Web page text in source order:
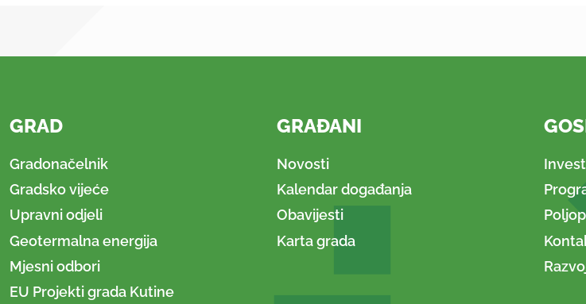
GRAD
Gradonačelnik
Gradsko vijeće
Upravni odjeli
Geotermalna energija
Mjesni odbori
EU Projekti grada Kutine
GRAĐANI
Novosti
Kalendar događanja
Obavijesti
Karta grada